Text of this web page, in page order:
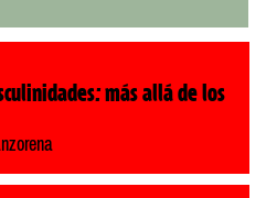
más allá de los